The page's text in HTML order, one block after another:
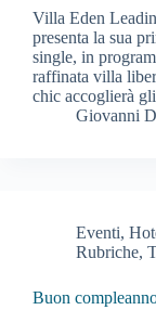
Villa Eden
presenta la sua
single, in
raffinata villa
chic accoglierà
Giovanni
Eventi,
Rubriche,
Buon